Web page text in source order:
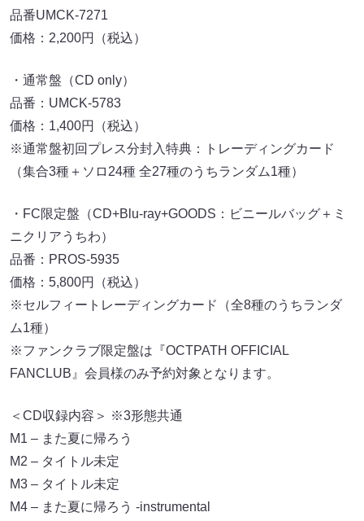
品番UMCK-7271
価格：2,200円（税込）
・通常盤（CD only）
品番：UMCK-5783
価格：1,400円（税込）
※通常盤初回プレス分封入特典：トレーディングカード
（集合3種＋ソロ24種 全27種のうちランダム1種）
・FC限定盤（CD+Blu-ray+GOODS：ビニールバッグ＋ミ
ニクリアうちわ）
品番：PROS-5935
価格：5,800円（税込）
※セルフィートレーディングカード（全8種のうちランダ
ム1種）
※ファンクラブ限定盤は『OCTPATH OFFICIAL
FANCLUB』会員様のみ予約対象となります。
＜CD収録内容＞ ※3形態共通
M1 – また夏に帰ろう
M2 – タイトル未定
M3 – タイトル未定
M4 – また夏に帰ろう -instrumental